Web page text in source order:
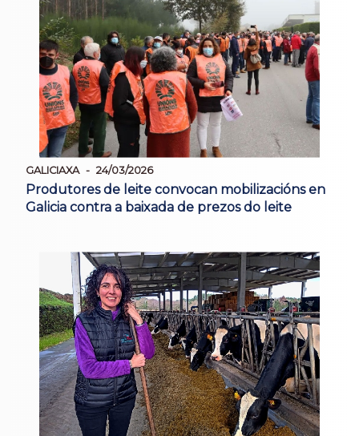
GALICIAXA 24/03/2026
Produtores de leite convocan mobilizacións en
Galicia contra a baixada de prezos do leite